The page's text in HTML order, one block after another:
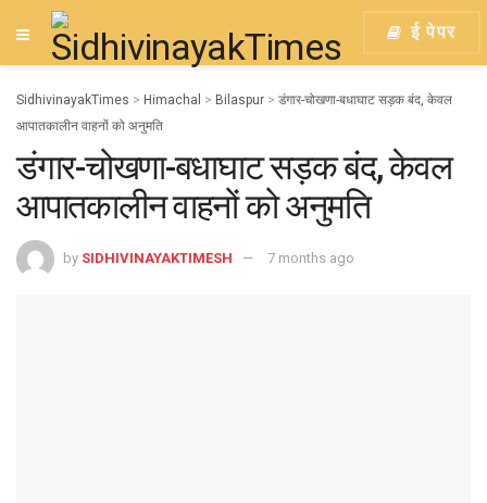
ई पेपर
SidhivinayakTimes > Himachal > Bilaspur > डंगार-चोखणा-बधाघाट सड़क बंद, केवल
आपातकालीन वाहनों को अनुमति
डंगार-चोखणा-बधाघाट सड़क बंद, केवल
आपातकालीन वाहनों को अनुमति
by SIDHIVINAYAKTIMESH 7 months ago